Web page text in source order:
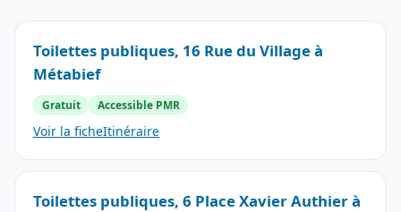
Toilettes publiques, 16 Rue du Village à
Métabief
Gratuit Accessible PMR
Voir la ficheItinéraire
Toilettes publiques, 6 Place Xavier Authier à